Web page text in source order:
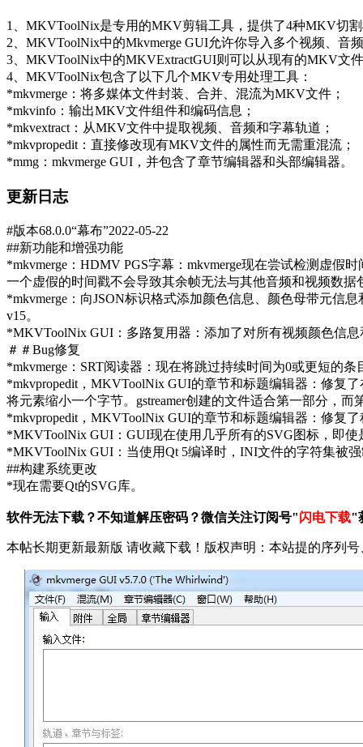
1、MKVToolNix是专用的MKV剪辑工具，提供了4种MKV切
2、MKVToolNix中的Mkvmerge GUI允许你导入多个视频、
3、MKVToolNix中的MKVExtractGUI则可以从现有的MKV文
4、MKVToolNix包含了以下几个MKV专用处理工具：
*mkvmerge：将多媒体文件封装、合并、混流为MKV文件；
*mkvinfo：输出MKV文件组件和编码信息；
*mkvextract：从MKV文件中提取视频、音频和字幕轨道；
*mkvpropedit：直接修改现有MKV文件的属性而无需重混流；
*mmg：mkvmerge GUI，并包含了章节编辑器和头部编辑器。
更新日志
#版本68.0.0“幕布”2022-05-22
##新功能和增强功能
*mkvmerge：HDMV PGS字幕：mkvmerge现在尝试检测虚
一个虚假的时间戳不会导致其余帧无法与其他音频和视频数据
*mkvmerge：向JSON标识格式添加颜色信息、颜色母带元信
v15。
*MKVToolNix GUI：多路复用器：添加了对所有视频颜色信
＃＃Bug修复
*mkvmerge：SRT阅读器：现在将跳过持续时间为0或更短的条
*mkvpropedit，MKVToolNix GUI的章节和标题编辑器：修复
将元素缩小一个字节。gstreamer创建的文件适合第一部分，
*mkvpropedit，MKVToolNix GUI的章节和标题编辑器：修复
*MKVToolNix GUI：GUI现在使用几乎所有的SVG图标，即使
*MKVToolNix GUI：当使用Qt 5编译时，INI文件的字符集被
##构建系统更改
*现在需要Qt的SVG库。
软件无法下载？不知道解压密码？微信关注订阅号"闪电下载"
本帖长期更新最新版 请收藏下载！版权声明：本站提的序列